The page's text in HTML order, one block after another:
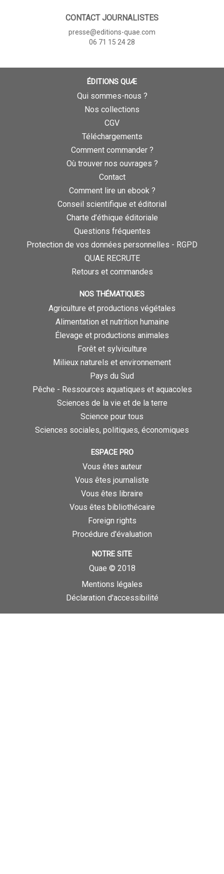
CONTACT JOURNALISTES
presse@editions-quae.com
06 71 15 24 28
ÉDITIONS QUÆ
Qui sommes-nous ?
Nos collections
CGV
Téléchargements
Comment commander ?
Où trouver nos ouvrages ?
Contact
Comment lire un ebook ?
Conseil scientifique et éditorial
Charte d’éthique éditoriale
Questions fréquentes
Protection de vos données personnelles - RGPD
QUAE RECRUTE
Retours et commandes
NOS THÉMATIQUES
Agriculture et productions végétales
Alimentation et nutrition humaine
Élevage et productions animales
Forêt et sylviculture
Milieux naturels et environnement
Pays du Sud
Pêche - Ressources aquatiques et aquacoles
Sciences de la vie et de la terre
Science pour tous
Sciences sociales, politiques, économiques
ESPACE PRO
Vous êtes auteur
Vous êtes journaliste
Vous êtes libraire
Vous êtes bibliothécaire
Foreign rights
Procédure d'évaluation
NOTRE SITE
Quae © 2018
Mentions légales
Déclaration d'accessibilité